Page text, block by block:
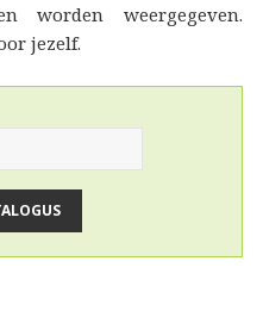
worden weergegeven.
jezelf.